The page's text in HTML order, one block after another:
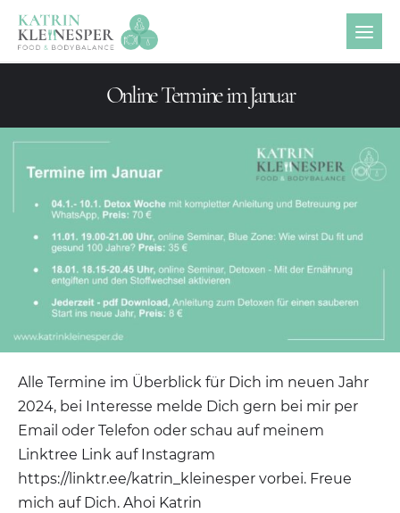
Online Termine im Januar
Alle Termine im Überblick für Dich im neuen Jahr
2024, bei Interesse melde Dich gern bei mir per
Email oder Telefon oder schau auf meinem
Linktree Link auf Instagram
https://linktr.ee/katrin_kleinesper vorbei. Freue
mich auf Dich. Ahoi Katrin